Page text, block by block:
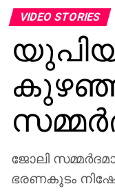
VIDEO STORIES
ജോലി
ഭരണകൂടം